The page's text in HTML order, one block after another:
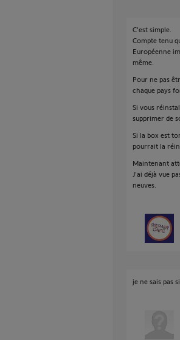
C'est simple.
Compte tenu
Européenne
même.
Pour ne pas
chaque pays
Si vous
supprimer de
Si la box est
pourrait la
Maintenant
J'ai déjà vue
neuves.
je ne sais pas